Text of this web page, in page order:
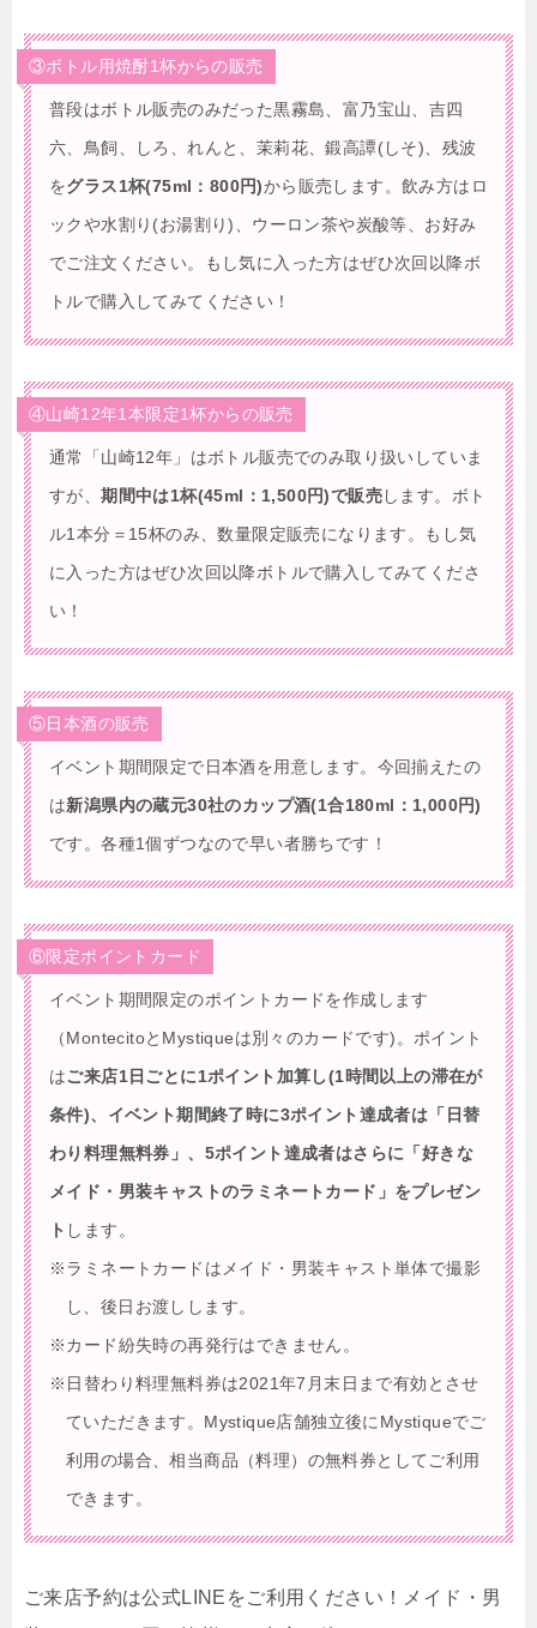
③ボトル用焼酎1杯からの販売
普段はボトル販売のみだった黒霧島、富乃宝山、吉四
六、鳥飼、しろ、れんと、茉莉花、鍛高譚(しそ)、残波
をグラス1杯(75ml：800円)から販売します。飲み方はロ
ックや水割り(お湯割り)、ウーロン茶や炭酸等、お好み
でご注文ください。もし気に入った方はぜひ次回以降ボ
トルで購入してみてください！
④山崎12年1本限定1杯からの販売
通常「山崎12年」はボトル販売でのみ取り扱いしていま
すが、期間中は1杯(45ml：1,500円)で販売します。ボト
ル1本分＝15杯のみ、数量限定販売になります。もし気
に入った方はぜひ次回以降ボトルで購入してみてくださ
い！
⑤日本酒の販売
イベント期間限定で日本酒を用意します。今回揃えたの
は新潟県内の蔵元30社のカップ酒(1合180ml：1,000円)
です。各種1個ずつなので早い者勝ちです！
⑥限定ポイントカード
イベント期間限定のポイントカードを作成します
（MontecitoとMystiqueは別々のカードです)。ポイント
はご来店1日ごとに1ポイント加算し(1時間以上の滞在が
条件)、イベント期間終了時に3ポイント達成者は「日替
わり料理無料券」、5ポイント達成者はさらに「好きな
メイド・男装キャストのラミネートカード」をプレゼン
ト します。
※ラミネートカードはメイド・男装キャスト単体で撮影
し、後日お渡しします。
※カード紛失時の再発行はできません。
※日替わり料理無料券は2021年7月末日まで有効とさせ
ていただきます。Mystique店舗独立後にMystiqueでご
利用の場合、相当商品（料理）の無料券としてご利用
できます。
ご来店予約は公式LINEをご利用ください！メイド・男